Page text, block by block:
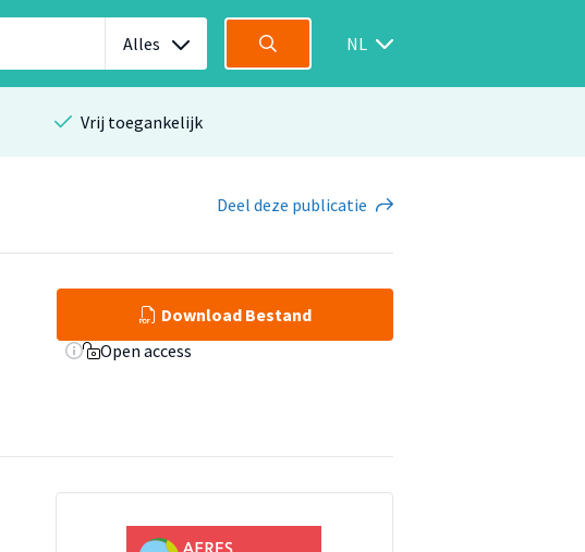
Alles NL
Vrij toegankelijk
Deel deze publicatie
Download Bestand
Open access